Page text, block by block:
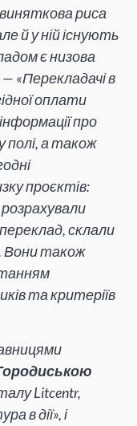
риса
й у ній існують
є низова
— «Перекладачі в
оплати
про
полі, а також
проєктів:
розрахували
склали
Вони також
та критеріїв
Litcentr,
в дії», і